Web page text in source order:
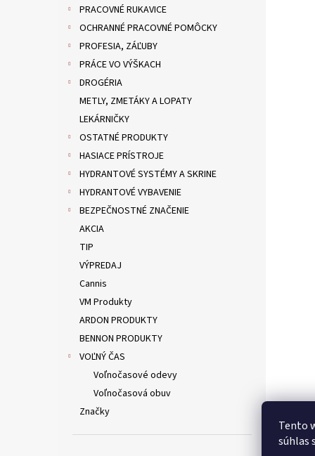
Tento
súhlas
PRACOVNÉ RUKAVICE
OCHRANNÉ PRACOVNÉ POMÔCKY
PROFESIA, ZÁĽUBY
PRÁCE VO VÝŠKACH
DROGÉRIA
METLY, ZMETÁKY A LOPATY
LEKÁRNIČKY
OSTATNÉ PRODUKTY
HASIACE PRÍSTROJE
HYDRANTOVÉ SYSTÉMY A SKRINE
HYDRANTOVÉ VYBAVENIE
BEZPEČNOSTNÉ ZNAČENIE
AKCIA
TIP
VÝPREDAJ
Cannis
VM Produkty
ARDON PRODUKTY
BENNON PRODUKTY
VOĽNÝ ČAS
Voľnočasové odevy
Voľnočasová obuv
Značky